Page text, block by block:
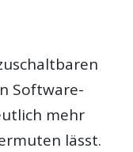
Software-
mehr
lässt.